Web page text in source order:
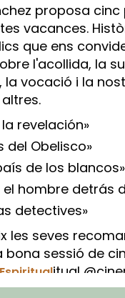
proposa cinc
vacances.
que ens
l'acollida, la
la vocació i la
la revelación»
del Obelisco»
de los blancos»
el hombre detrás
detectives»
les seves
bona sessió de
itual